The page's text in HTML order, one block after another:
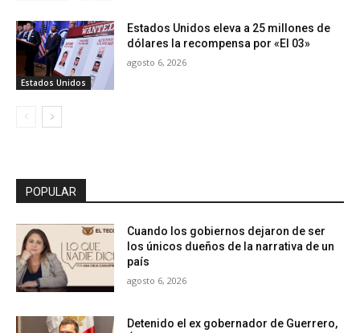
Estados Unidos
Estados Unidos eleva a 25 millones de
dólares la recompensa por «El 03»
agosto 6, 2026
POPULAR
Cuando los gobiernos dejaron de ser
los únicos dueños de la narrativa de un
país
agosto 6, 2026
Detenido el ex gobernador de Guerrero,